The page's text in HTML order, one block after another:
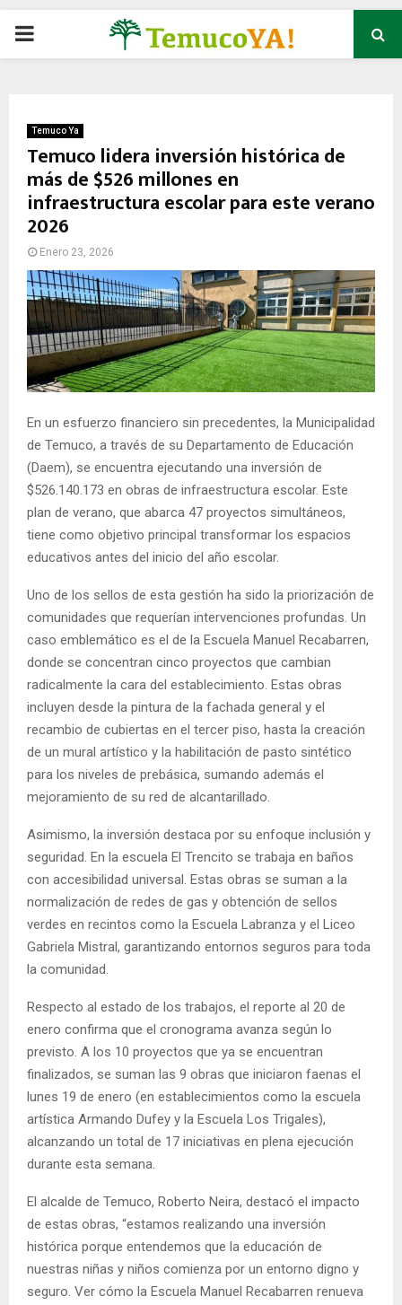
P
M
A
R
Y
M
E
N
U
Temuco Ya
Temuco lidera inversión histórica de
más de $526 millones en
infraestructura escolar para este verano
2026
Enero 23, 2026
En un esfuerzo financiero sin precedentes, la Municipalidad
de Temuco, a través de su Departamento de Educación
(Daem), se encuentra ejecutando una inversión de
$526.140.173 en obras de infraestructura escolar. Este
plan de verano, que abarca 47 proyectos simultáneos,
tiene como objetivo principal transformar los espacios
educativos antes del inicio del año escolar.
Uno de los sellos de esta gestión ha sido la priorización de
comunidades que requerían intervenciones profundas. Un
caso emblemático es el de la Escuela Manuel Recabarren,
donde se concentran cinco proyectos que cambian
radicalmente la cara del establecimiento. Estas obras
incluyen desde la pintura de la fachada general y el
recambio de cubiertas en el tercer piso, hasta la creación
de un mural artístico y la habilitación de pasto sintético
para los niveles de prebásica, sumando además el
mejoramiento de su red de alcantarillado.
Asimismo, la inversión destaca por su enfoque inclusión y
seguridad. En la escuela El Trencito se trabaja en baños
con accesibilidad universal. Estas obras se suman a la
normalización de redes de gas y obtención de sellos
verdes en recintos como la Escuela Labranza y el Liceo
Gabriela Mistral, garantizando entornos seguros para toda
la comunidad.
Respecto al estado de los trabajos, el reporte al 20 de
enero confirma que el cronograma avanza según lo
previsto. A los 10 proyectos que ya se encuentran
finalizados, se suman las 9 obras que iniciaron faenas el
lunes 19 de enero (en establecimientos como la escuela
artística Armando Dufey y la Escuela Los Trigales),
alcanzando un total de 17 iniciativas en plena ejecución
durante esta semana.
El alcalde de Temuco, Roberto Neira, destacó el impacto
de estas obras, “estamos realizando una inversión
histórica porque entendemos que la educación de
nuestras niñas y niños comienza por un entorno digno y
seguro. Ver cómo la Escuela Manuel Recabarren renueva